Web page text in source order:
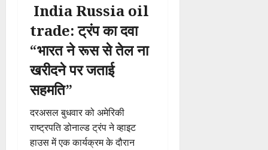
India Russia oil
trade: ट्रंप का दवा
“भारत ने रूस से तेल ना
खरीदने पर जताई
सहमति”
दरअसल बुधवार को अमेरिकी
राष्ट्रपति डोनाल्ड ट्रंप ने व्हाइट
हाउस में एक कार्यक्रम के दौरान